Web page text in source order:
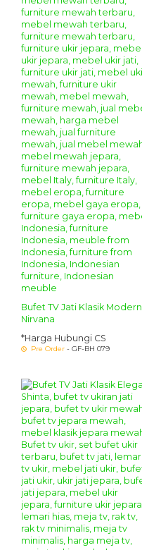
Bufet TV Jati Klasik Modern
Nirvana
*Harga Hubungi CS
Pre Order - GF-BH 079